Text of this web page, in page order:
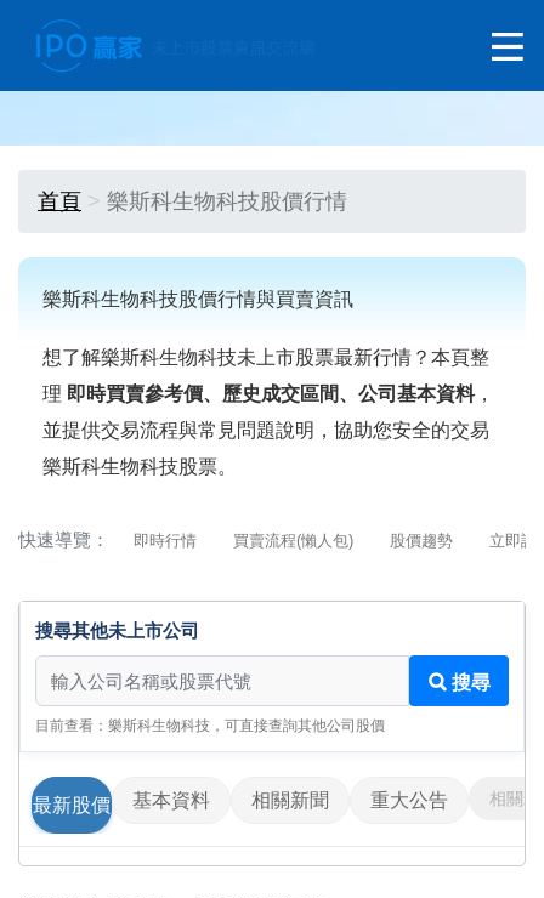
首頁 樂斯科生物科技股價行情
樂斯科生物科技股價行情與買賣資訊
想了解樂斯科生物科技未上市股票最新行情？本頁整
理 即時買賣參考價、歷史成交區間、公司基本資料，
並提供交易流程與常見問題說明，協助您安全的交易
樂斯科生物科技股票。
快速導覽： 即時行情 買賣流程(懶人包) 股價趨勢 立即詢
搜尋其他未上市公司
搜尋其他未上市公司
搜尋
目前查看：樂斯科生物科技，可直接查詢其他公司股價
最新股價 基本資料 相關新聞 重大公告 相關影